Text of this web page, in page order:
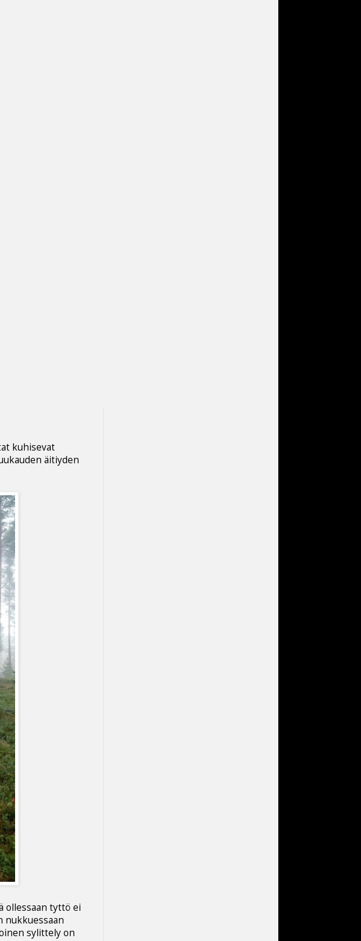
kuhisevat
äitiyden
ollessaan tyttö ei
nukkuessaan
sylittely on